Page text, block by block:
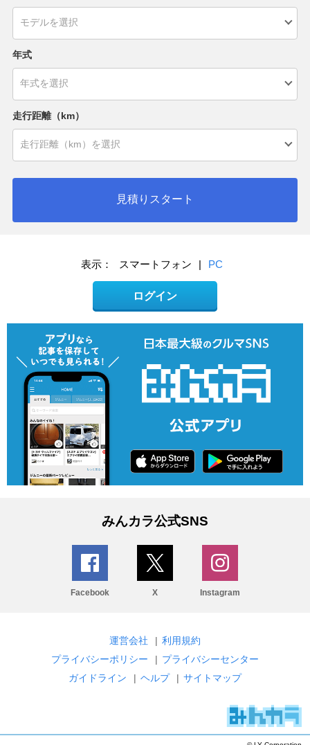
年式
走行距離（km）
見積りスタート
表示： スマートフォン | PC
ログイン
みんカラ公式SNS
Facebook X Instagram
運営会社 | 利用規約
プライバシーポリシー
| プライバシーセンター
ガイドライン
| ヘルプ | サイトマップ